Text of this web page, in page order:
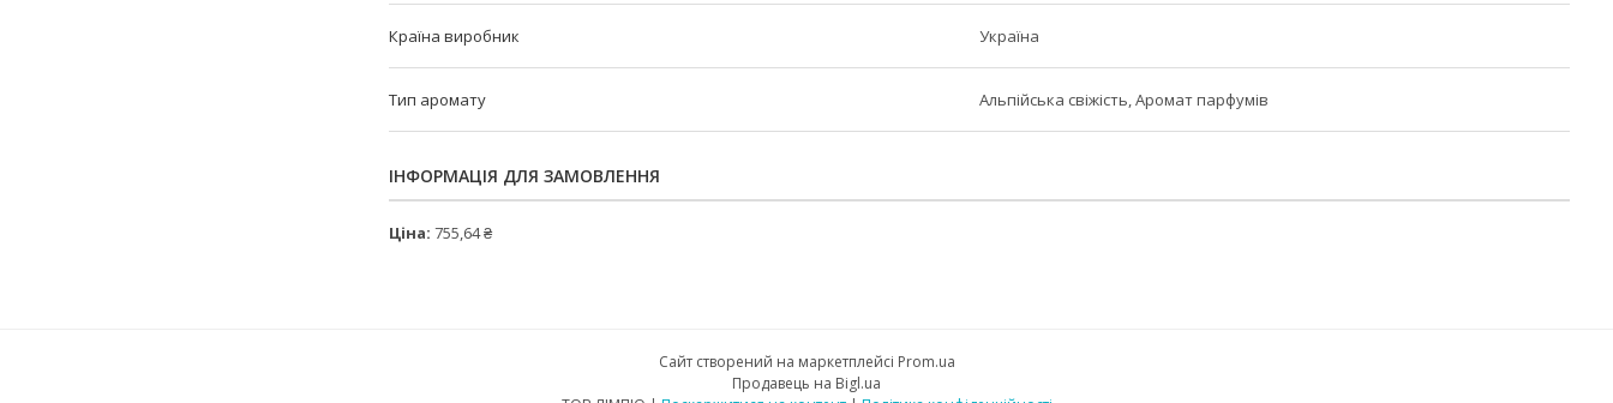
Країна виробник Україна
Тип аромату Альпійська свіжість, Аромат парфумів
ІНФОРМАЦІЯ ДЛЯ ЗАМОВЛЕННЯ
Ціна: 755,64 ₴
Сайт створений на маркетплейсі Prom.ua
Продавець на Bigl.ua